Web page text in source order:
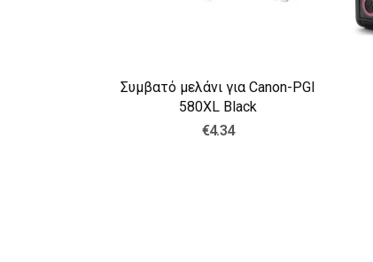
Συμβατό μελάνι για Canon-PGI
580XL Black
€4.34